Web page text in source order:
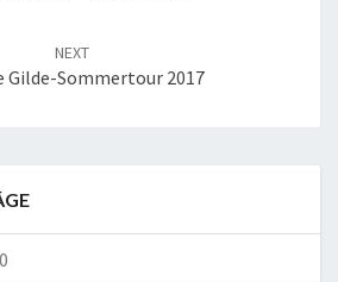
NEXT
Gilde-Sommertour 2017